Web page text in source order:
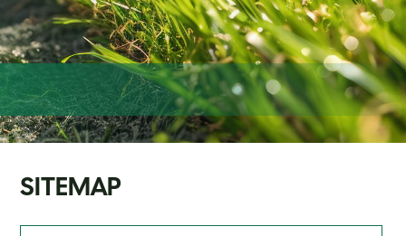
SITEMAP